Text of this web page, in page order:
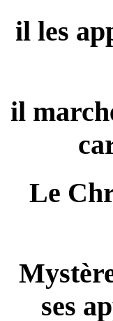
il les
il
Le
ses